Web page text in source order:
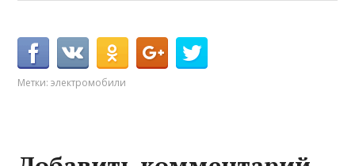
Метки:электромобили